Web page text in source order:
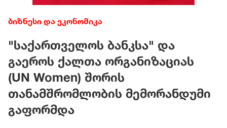
ბიზნესი და ეკონომიკა
"საქართველოს ბანკსა" და
გაეროს ქალთა ორგანიზაციას
(UN Women) შორის
თანამშრომლობის მემორანდუმი
გაფორმდა